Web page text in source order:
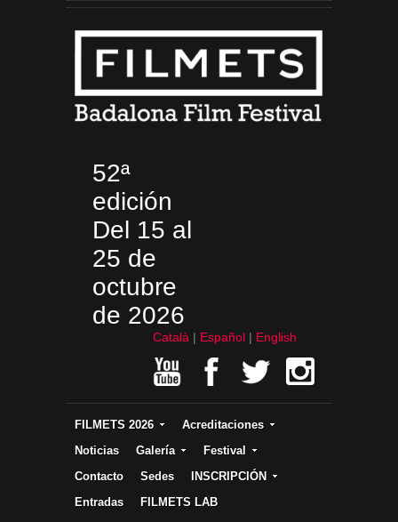
52ª
edición
Del 15 al
25 de
octubre
de 2026
Català Español English
FILMETS 2026
Acreditaciones
Noticias
Galería
Festival
Contacto
Sedes
INSCRIPCIÓN
Entradas
FILMETS LAB